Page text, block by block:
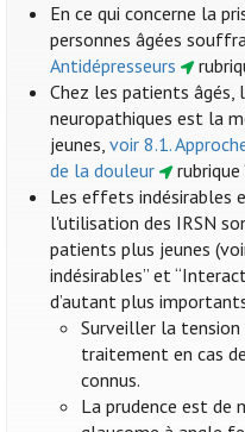
En ce qui concerne la
personnes âgées
Antidépresseurs
Chez les patients âgés,
neuropathiques est la
jeunes,voir 8.1.
de la douleur
rubrique
Les effets indésirables
l'utilisation des IRSN
patients plus jeunes
indésirables” et
d’autant plus
Surveiller la
traitement en cas
connus.
La prudence est de